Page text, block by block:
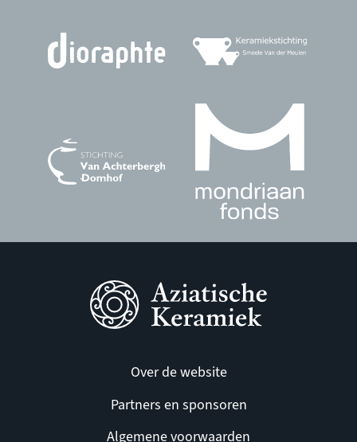
Over de website
Partners en sponsoren
Algemene voorwaarden